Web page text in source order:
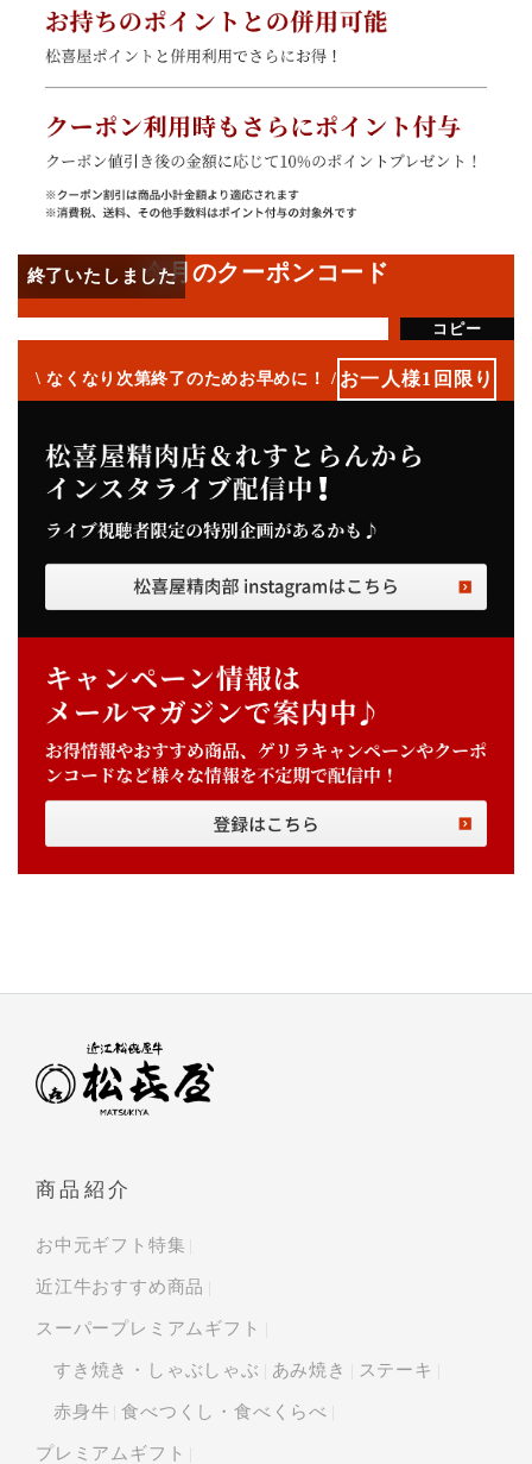
今月のクーポンコード
コピー
なくなり次第終了のためお早めに！ お一人様1回限り
商品紹介
お中元ギフト特集
近江牛おすすめ商品
スーパープレミアムギフト
すき焼き・しゃぶしゃぶ あみ焼き ステーキ
赤身牛 食べつくし・食べくらべ
プレミアムギフト